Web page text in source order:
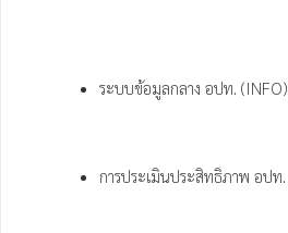
ระบบข้อมูลกลาง อปท. (INFO)
การประเมินประสิทธิภาพ อปท.